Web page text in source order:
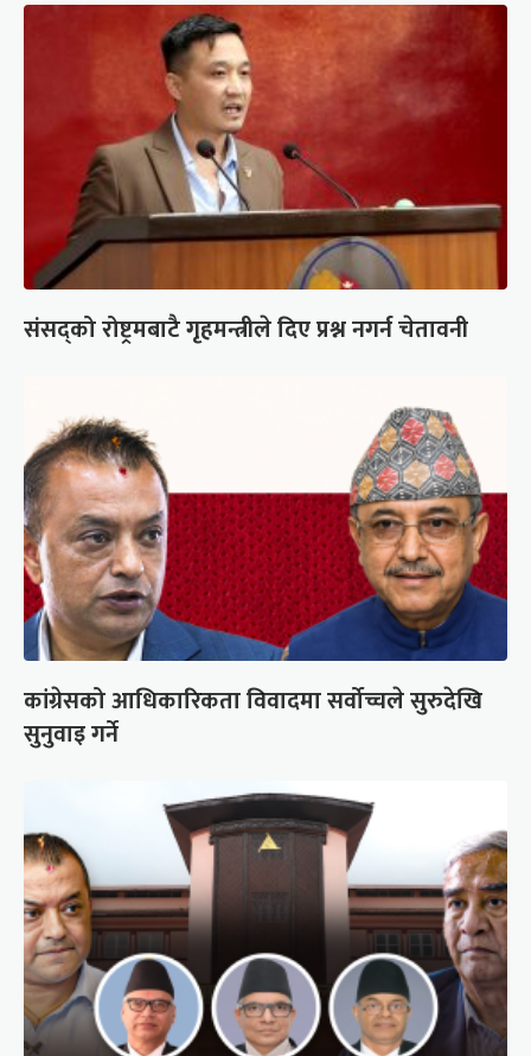
संसद्को रोष्ट्रमबाटै गृहमन्त्रीले दिए प्रश्न नगर्न चेतावनी
कांग्रेसको आधिकारिकता विवादमा सर्वोच्चले सुरुदेखि
सुनुवाइ गर्ने